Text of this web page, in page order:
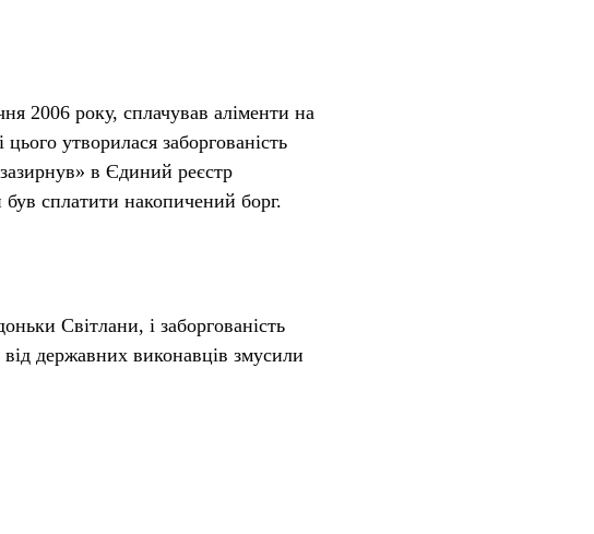
2006 року, сплачував аліменти на
утворилася заборгованість
в Єдиний реєстр
сплатити накопичений борг.
Світлани, і заборгованість
державних виконавців змусили